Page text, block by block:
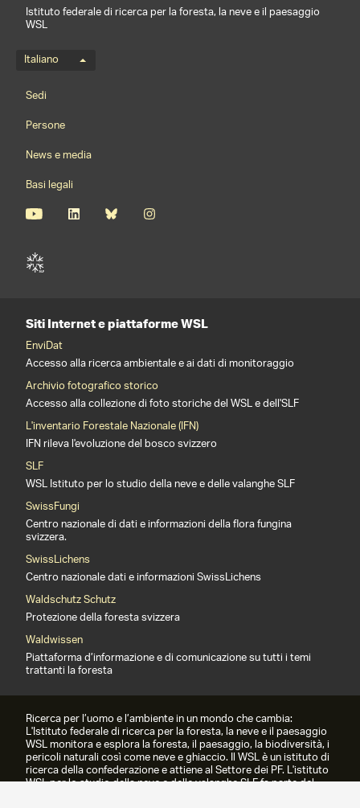
Istituto federale di ricerca per la foresta, la neve e il paesaggio
WSL
Menu della lingua
Italiano
Footernavigation
Sedi
Persone
News e media
Basi legali
Siti Internet e piattaforme WSL
EnviDat
Accesso alla ricerca ambientale e ai dati di monitoraggio
Archivio fotografico storico
Accesso alla collezione di foto storiche del WSL e dell'SLF
L'inventario Forestale Nazionale (IFN)
IFN rileva l'evoluzione del bosco svizzero
SLF
WSL Istituto per lo studio della neve e delle valanghe SLF
SwissFungi
Centro nazionale di dati e informazioni della flora fungina
svizzera.
SwissLichens
Centro nazionale dati e informazioni SwissLichens
Waldschutz Schutz
Protezione della foresta svizzera
Waldwissen
Piattaforma d’informazione e di comunicazione su tutti i temi
trattanti la foresta
Ricerca per l’uomo e l’ambiente in un mondo che cambia:
L'Istituto federale di ricerca per la foresta, la neve e il paesaggio
WSL monitora e esplora la foresta, il paesaggio, la biodiversità, i
pericoli naturali così come neve e ghiaccio. Il WSL è un istituto di
ricerca della confederazione e attiene al Settore dei PF. L'istituto
WSL per lo studio della neve e delle valanghe SLF fa parte del